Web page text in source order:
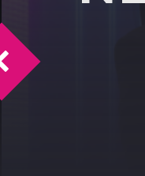
Un nuovo traghetto